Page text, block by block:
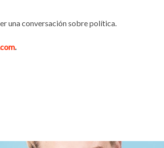
una conversación sobre política.
.